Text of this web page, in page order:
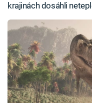
krajinách dosáhli